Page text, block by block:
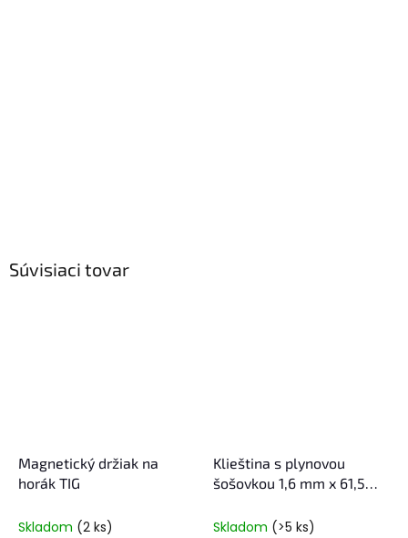
Súvisiaci tovar
Magnetický držiak na
horák TIG
Skladom (2 ks)
Klieština s plynovou
šošovkou 1,6 mm x 61,5
Skladom (>5 ks)